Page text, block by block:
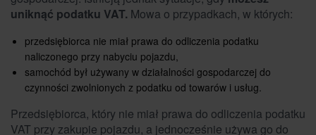
uniknąć podatku VAT. Mowa o przypadkach, w których:
przedsiębiorca nie miał prawa do odliczenia podatku
naliczonego przy nabyciu pojazdu,
samochód był używany w działalności gospodarczej do
czynności zwolnionych z podatku od towarów i usług.
Przedsiębiorca, który nie miał prawa do odliczenia podatku
VAT przy zakupie pojazdu, a jednocześnie używa go do